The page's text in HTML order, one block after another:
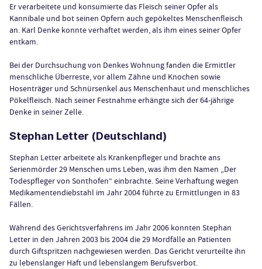
Er verarbeitete und konsumierte das Fleisch seiner Opfer als
Kannibale und bot seinen Opfern auch gepökeltes Menschenfleisch
an. Karl Denke konnte verhaftet werden, als ihm eines seiner Opfer
entkam.
Bei der Durchsuchung von Denkes Wohnung fanden die Ermittler
menschliche Überreste, vor allem Zähne und Knochen sowie
Hosenträger und Schnürsenkel aus Menschenhaut und menschliches
Pökelfleisch. Nach seiner Festnahme erhängte sich der 64-jährige
Denke in seiner Zelle.
Stephan Letter (Deutschland)
Stephan Letter arbeitete als Krankenpfleger und brachte ans
Serienmörder 29 Menschen ums Leben, was ihm den Namen „Der
Todespfleger von Sonthofen“ einbrachte. Seine Verhaftung wegen
Medikamentendiebstahl im Jahr 2004 führte zu Ermittlungen in 83
Fällen.
Während des Gerichtsverfahrens im Jahr 2006 konnten Stephan
Letter in den Jahren 2003 bis 2004 die 29 Mordfälle an Patienten
durch Giftspritzen nachgewiesen werden. Das Gericht verurteilte ihn
zu lebenslanger Haft und lebenslangem Berufsverbot.